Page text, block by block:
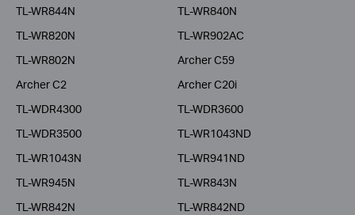
TL-WR844N
TL-WR840N
TL-WR820N
TL-WR902AC
TL-WR802N
Archer C59
Archer C2
Archer C20i
TL-WDR4300
TL-WDR3600
TL-WDR3500
TL-WR1043ND
TL-WR1043N
TL-WR941ND
TL-WR945N
TL-WR843N
TL-WR842N
TL-WR842ND